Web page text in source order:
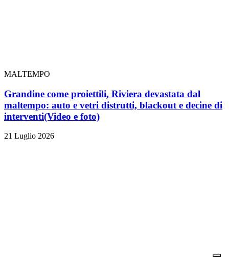
MALTEMPO
Grandine come proiettili, Riviera devastata dal
maltempo: auto e vetri distrutti, blackout e decine di
interventi(Video e foto)
21 Luglio 2026